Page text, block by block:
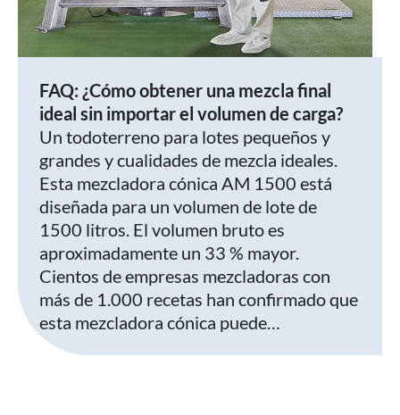
FAQ: ¿Cómo obtener una mezcla final
ideal sin importar el volumen de carga?
Un todoterreno para lotes pequeños y
grandes y cualidades de mezcla ideales.
Esta mezcladora cónica AM 1500 está
diseñada para un volumen de lote de
1500 litros. El volumen bruto es
aproximadamente un 33 % mayor.
Cientos de empresas mezcladoras con
más de 1.000 recetas han confirmado que
esta mezcladora cónica puede…